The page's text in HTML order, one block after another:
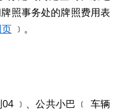
照事务处的牌照费用表
﹞。
﹞、公共小巴 ﹝ 车辆